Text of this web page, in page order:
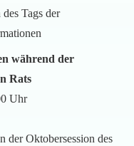
Tags der
während der
Rats
Uhr
der Oktobersession des